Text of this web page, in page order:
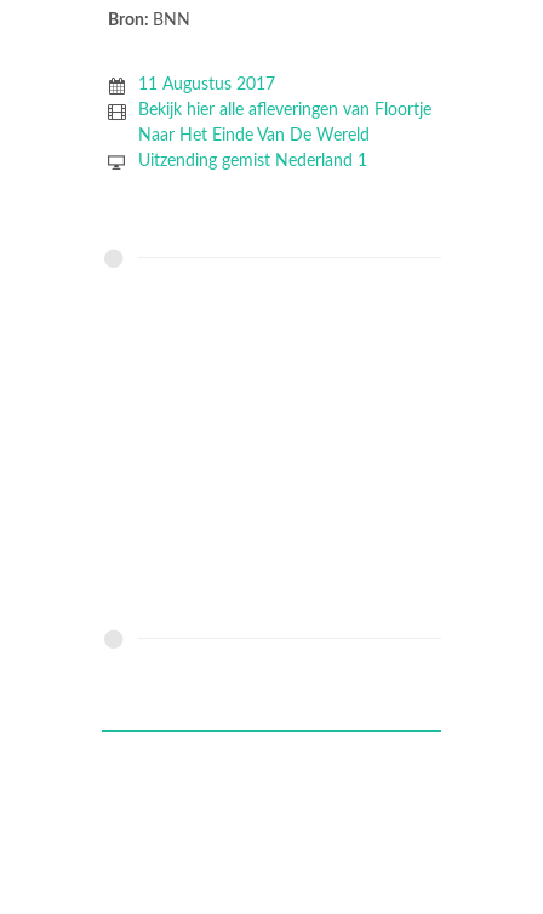
Bron: BNN
11 Augustus 2017
Bekijk hier alle afleveringen van Floortje
Naar Het Einde Van De Wereld
Uitzending gemist Nederland 1